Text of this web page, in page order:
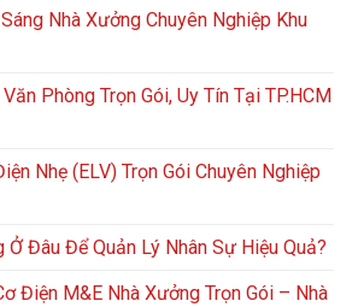
Nhà Xưởng Chuyên Nghiệp Khu
Phòng Trọn Gói, Uy Tín Tại TP.HCM
Nhẹ (ELV) Trọn Gói Chuyên Nghiệp
Ở Đâu Để Quản Lý Nhân Sự Hiệu Quả?
Điện M&E Nhà Xưởng Trọn Gói – Nhà